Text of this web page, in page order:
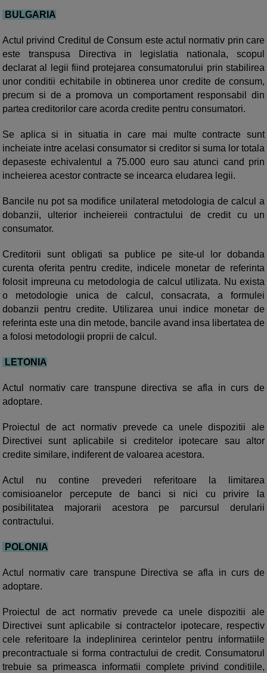
BULGARIA
Actul privind Creditul de Consum este actul normativ prin care
este transpusa Directiva in legislatia nationala, scopul
declarat al legii fiind protejarea consumatorului prin stabilirea
unor conditii echitabile in obtinerea unor credite de consum,
precum si de a promova un comportament responsabil din
partea creditorilor care acorda credite pentru consumatori.
Se aplica si in situatia in care mai multe contracte sunt
incheiate intre acelasi consumator si creditor si suma lor totala
depaseste echivalentul a 75.000 euro sau atunci cand prin
incheierea acestor contracte se incearca eludarea legii.
Bancile nu pot sa modifice unilateral metodologia de calcul a
dobanzii, ulterior incheiereii contractului de credit cu un
consumator.
Creditorii sunt obligati sa publice pe site-ul lor dobanda
curenta oferita pentru credite, indicele monetar de referinta
folosit impreuna cu metodologia de calcul utilizata. Nu exista
o metodologie unica de calcul, consacrata, a formulei
dobanzii pentru credite. Utilizarea unui indice monetar de
referinta este una din metode, bancile avand insa libertatea de
a folosi metodologii proprii de calcul.
LETONIA
Actul normativ care transpune directiva se afla in curs de
adoptare.
Proiectul de act normativ prevede ca unele dispozitii ale
Directivei sunt aplicabile si creditelor ipotecare sau altor
credite similare, indiferent de valoarea acestora.
Actul nu contine prevederi referitoare la limitarea
comisioanelor percepute de banci si nici cu privire la
posibilitatea majorarii acestora pe parcursul derularii
contractului.
POLONIA
Actul normativ care transpune Directiva se afla in curs de
adoptare.
Proiectul de act normativ prevede ca unele dispozitii ale
Directivei sunt aplicabile si contractelor ipotecare, respectiv
cele referitoare la indeplinirea cerintelor pentru informatiile
precontractuale si forma contractului de credit. Consumatorul
trebuie sa primeasca informatii complete privind conditiile,